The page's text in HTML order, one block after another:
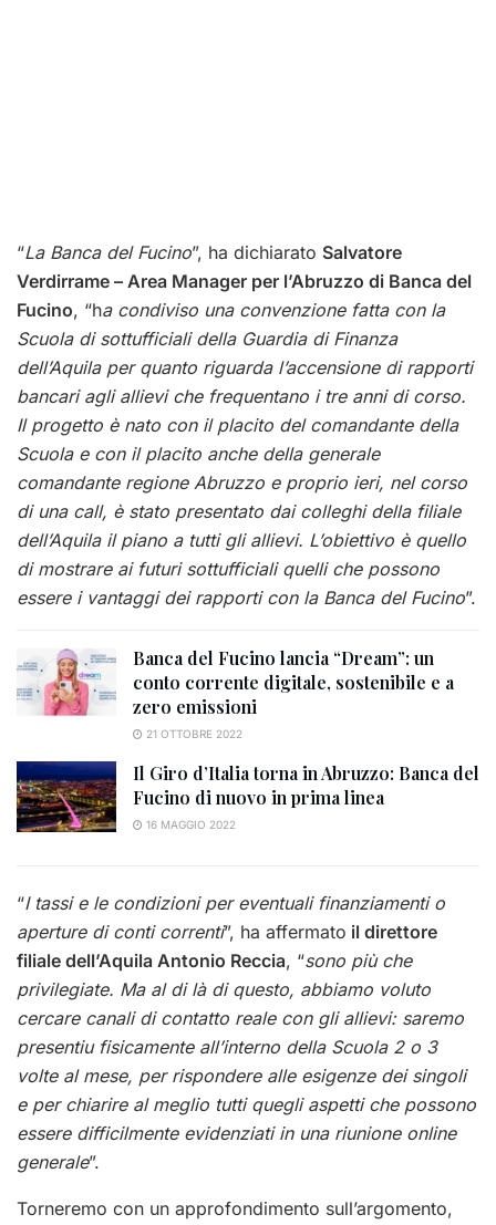
“La Banca del Fucino”, ha dichiarato Salvatore
Verdirrame – Area Manager per l’Abruzzo di Banca del
Fucino, “ha condiviso una convenzione fatta con la
Scuola di sottufficiali della Guardia di Finanza
dell’Aquila per quanto riguarda l’accensione di rapporti
bancari agli allievi che frequentano i tre anni di corso.
Il progetto è nato con il placito del comandante della
Scuola e con il placito anche della generale
comandante regione Abruzzo e proprio ieri, nel corso
di una call, è stato presentato dai colleghi della filiale
dell’Aquila il piano a tutti gli allievi. L’obiettivo è quello
di mostrare ai futuri sottufficiali quelli che possono
essere i vantaggi dei rapporti con la Banca del Fucino”.
Banca del Fucino lancia “Dream”: un
conto corrente digitale, sostenibile e a
zero emissioni
21 OTTOBRE 2022
Il Giro d’Italia torna in Abruzzo: Banca del
Fucino di nuovo in prima linea
16 MAGGIO 2022
“I tassi e le condizioni per eventuali finanziamenti o
aperture di conti correnti”, ha affermato il direttore
filiale dell’Aquila Antonio Reccia, “sono più che
privilegiate. Ma al di là di questo, abbiamo voluto
cercare canali di contatto reale con gli allievi: saremo
presentiu fisicamente all’interno della Scuola 2 o 3
volte al mese, per rispondere alle esigenze dei singoli
e per chiarire al meglio tutti quegli aspetti che possono
essere difficilmente evidenziati in una riunione online
generale”.
Torneremo con un approfondimento sull’argomento,